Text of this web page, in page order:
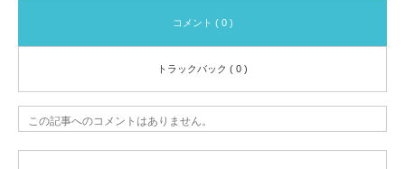
コメント ( 0 )
トラックバック ( 0 )
この記事へのコメントはありません。